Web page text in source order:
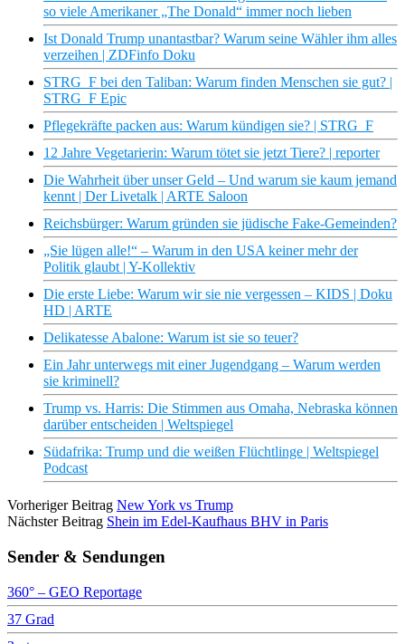
so viele Amerikaner „The Donald“ immer noch lieben
Ist Donald Trump unantastbar? Warum seine Wähler ihm alles
verzeihen | ZDFinfo Doku
STRG_F bei den Taliban: Warum finden Menschen sie gut? |
STRG_F Epic
Pflegekräfte packen aus: Warum kündigen sie? | STRG_F
12 Jahre Vegetarierin: Warum tötet sie jetzt Tiere? | reporter
Die Wahrheit über unser Geld – Und warum sie kaum jemand
kennt | Der Livetalk | ARTE Saloon
Reichsbürger: Warum gründen sie jüdische Fake-Gemeinden?
„Sie lügen alle!“ – Warum in den USA keiner mehr der
Politik glaubt | Y-Kollektiv
Die erste Liebe: Warum wir sie nie vergessen – KIDS | Doku
HD | ARTE
Delikatesse Abalone: Warum ist sie so teuer?
Ein Jahr unterwegs mit einer Jugendgang – Warum werden
sie kriminell?
Trump vs. Harris: Die Stimmen aus Omaha, Nebraska können
darüber entscheiden | Weltspiegel
Südafrika: Trump und die weißen Flüchtlinge | Weltspiegel
Podcast
Vorheriger Beitrag New York vs Trump
Nächster Beitrag Shein im Edel-Kaufhaus BHV in Paris
Sender & Sendungen
360° – GEO Reportage
37 Grad